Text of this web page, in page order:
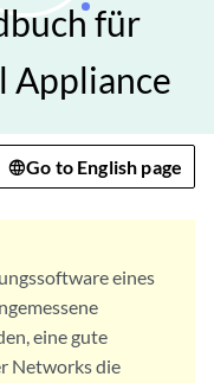
für
Appliance
Go to English page
eines
eine gute
Networks die